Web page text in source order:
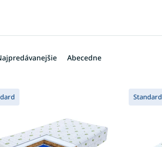
Abecedne
Standard